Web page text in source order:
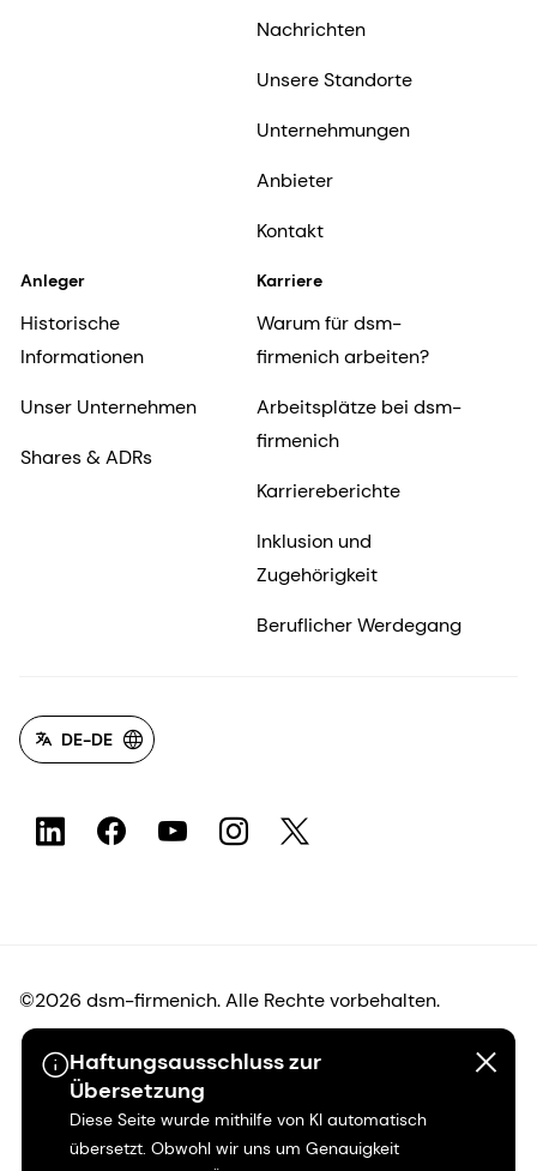
Haftungsausschluss zur
Übersetzung
Diese Seite wurde mithilfe von KI automatisch
übersetzt. Obwohl wir uns um Genauigkeit
Nachrichten
Unsere Standorte
Unternehmungen
Anbieter
Kontakt
Anleger
Historische
Informationen
Unser Unternehmen
Shares & ADRs
Karriere
Warum für dsm-
firmenich arbeiten?
Arbeitsplätze bei dsm-
firmenich
Karriereberichte
Inklusion und
Zugehörigkeit
Beruflicher Werdegang
DE-DE
©2026 dsm-firmenich. Alle Rechte vorbehalten.
Hinweis zum Datenschutz
Bedingungen für die Nutzung